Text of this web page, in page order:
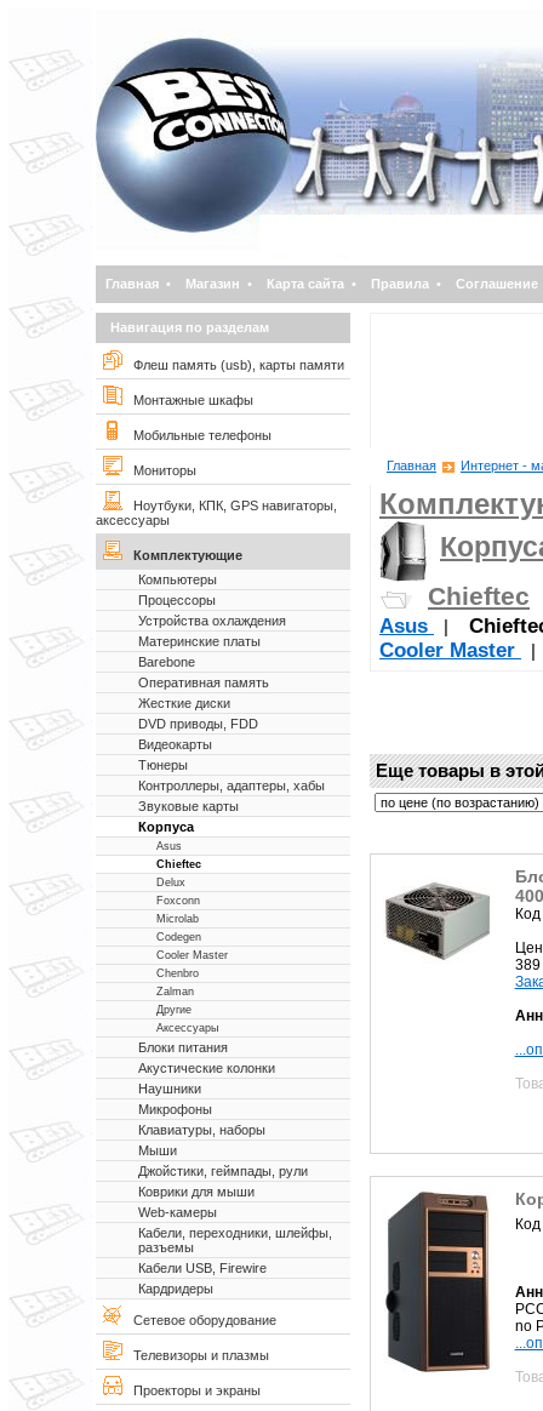
Главная • Магазин • Карта сайта • Правила • Соглашение
Навигация по разделам
Флеш память (usb), карты памяти
Монтажные шкафы
Мобильные телефоны
Мониторы
Ноутбуки, КПК, GPS навигаторы,
аксессуары
Комплектующие
Компьютеры
Процессоры
Устройства охлаждения
Материнские платы
Barebone
Оперативная память
Жесткие диски
DVD приводы, FDD
Видеокарты
Тюнеры
Контроллеры, адаптеры, хабы
Звуковые карты
Корпуса
Asus
Chieftec
Delux
Foxconn
Microlab
Codegen
Cooler Master
Chenbro
Zalman
Другие
Аксессуары
Блоки питания
Акустические колонки
Наушники
Микрофоны
Клавиатуры, наборы
Мыши
Джойстики, геймпады, рули
Коврики для мыши
Web-камеры
Кабели, переходники, шлейфы,
разъемы
Кабели USB, Firewire
Кардридеры
Сетевое оборудование
Телевизоры и плазмы
Проекторы и экраны
Главная Интернет -
Chieftec
Asus |
Cooler Master
Еще товары в
no